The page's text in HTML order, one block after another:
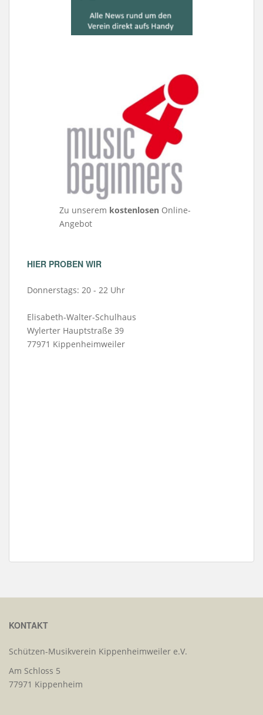
Zu unserem kostenlosen Online-
Angebot
HIER PROBEN WIR
Donnerstags: 20 - 22 Uhr
Elisabeth-Walter-Schulhaus
Wylerter Hauptstraße 39
77971 Kippenheimweiler
KONTAKT
Schützen-Musikverein Kippenheimweiler e.V.
Am Schloss 5
77971 Kippenheim